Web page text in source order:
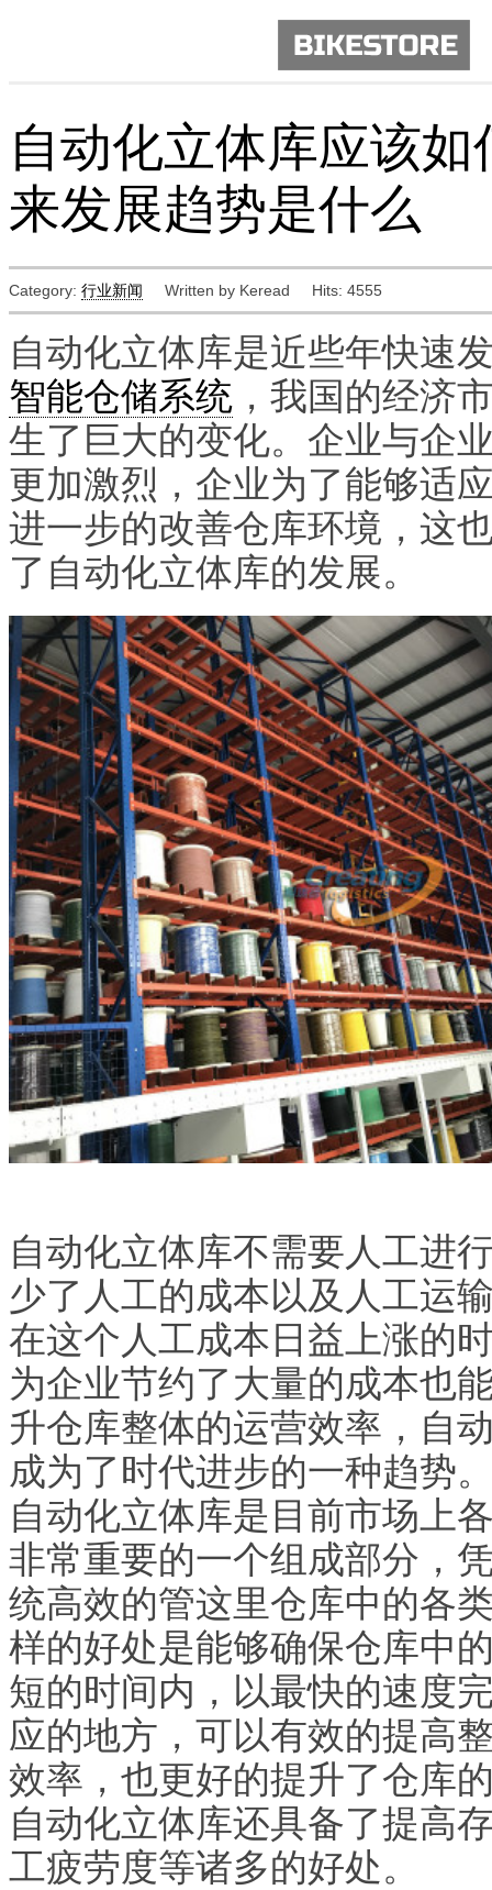
自动化立体库应该
来发展趋势是什么
Category: 行业新闻 Written by Keread Hits: 4555
自动化立体库是近些年快速
智能仓储系统 ，我国的经济
生了巨大的变化。企业与企
更加激烈，企业为了能够适
进一步的改善仓库环境，这
了自动化立体库的发展。
自动化立体库不需要人工进
少了人工的成本以及人工运
在这个人工成本日益上涨的
为企业节约了大量的成本也
升仓库整体的运营效率，自
成为了时代进步的一种趋势
自动化立体库是目前市场上
非常重要的一个组成部分，
统高效的管这里仓库中的各
样的好处是能够确保仓库中
短的时间内，以最快的速度
应的地方，可以有效的提高
效率，也更好的提升了仓库
自动化立体库还具备了提高
工疲劳度等诸多的好处。